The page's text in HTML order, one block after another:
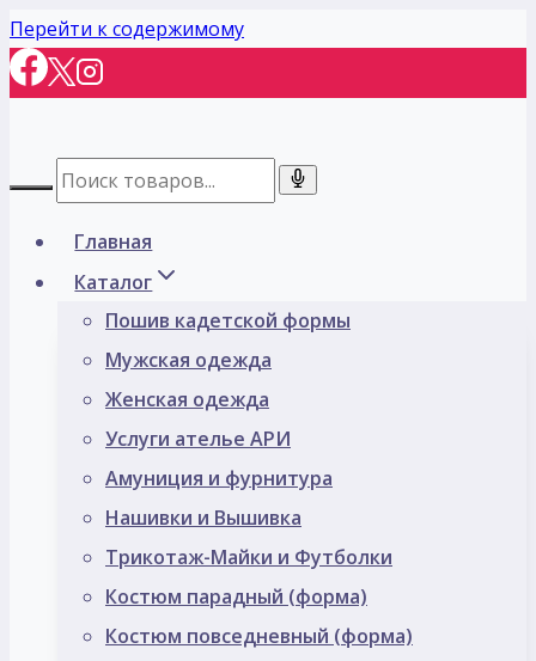
Перейти к содержимому
Главная
Каталог
Пошив кадетской формы
Мужская одежда
Женская одежда
Услуги ателье АРИ
Амуниция и фурнитура
Нашивки и Вышивка
Трикотаж-Майки и Футболки
Костюм парадный (форма)
Костюм повседневный (форма)